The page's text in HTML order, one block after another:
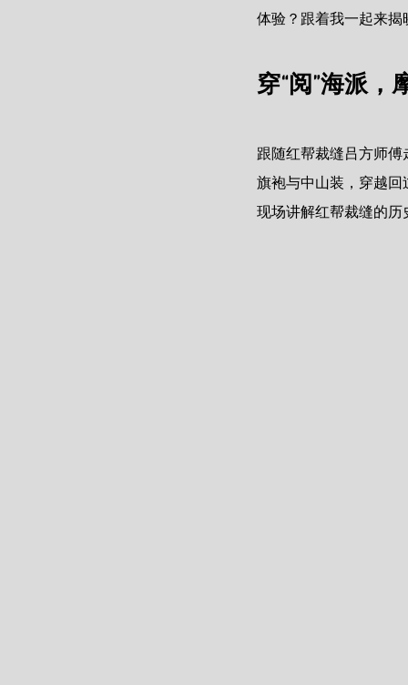
体验？跟着我一起来揭
穿“阅”海派，
跟随红帮裁缝吕方师傅
旗袍与中山装，穿越
现场讲解红帮裁缝的历